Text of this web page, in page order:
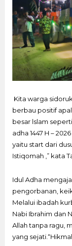
Kita warga
berbau positif
besar lslam
adha 1447 H –
yaitu start dari
Istiqomah ,” kata
Idul Adha
pengorbanan,
Melalui ibadah
Nabi Ibrahim dan
Allah tanpa ragu,
yang